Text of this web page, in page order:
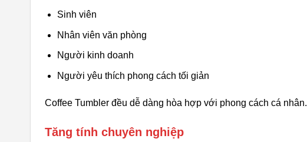
Sinh viên
Nhân viên văn phòng
Người kinh doanh
Người yêu thích phong cách tối giản
Coffee Tumbler đều dễ dàng hòa hợp với phong cách cá nhân.
Tăng tính chuyên nghiệp